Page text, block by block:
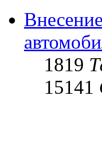
1819
15141